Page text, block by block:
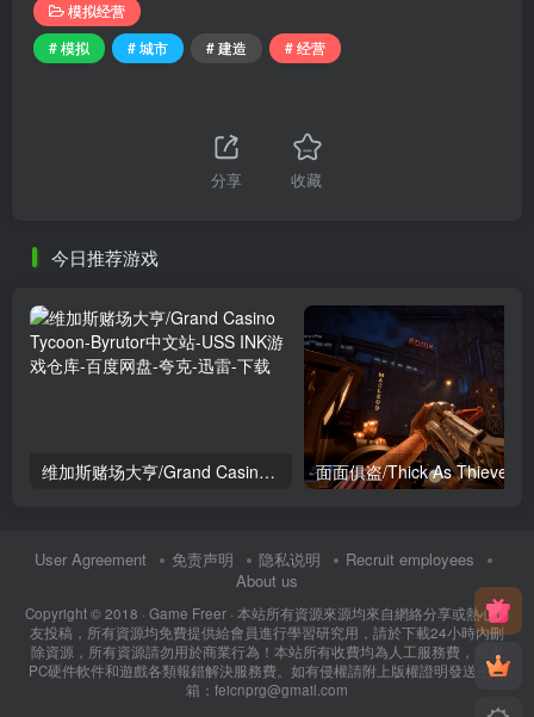
模拟经营
# 模拟
# 城市 # 建造 # 经营
分享 收藏
今日推荐游戏
维加斯赌场大亨/Grand Casino Tycoon 面面俱盗/Thick As Thieves
User Agreement 免责声明 隐私说明
Recruit employees
About us
Copyright © 2018 · Game Freer · 本站所有資源來源均來自網絡分享或熱心網
友投稿，所有資源均免費提供給會員進行學習研究用，請於下載24小時內刪
除資源，所有資源請勿用於商業行為！本站所有收費均為人工服務費，包含
PC硬件軟件和遊戲各類報錯解決服務費。如有侵權請附上版權證明發送至郵
箱：feicnprg@gmail.com